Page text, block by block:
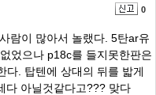
0
람이 많아서 놀랬다. 5탄ar유
었으나 p18c를 들지못한판은
다. 탑텐에 상대의 뒤를 밟게
다 아닐것같다고??? 맞다